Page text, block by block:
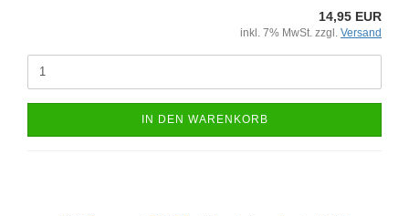
14,95 EUR
inkl. 7% MwSt. zzgl. Versand
IN DEN WARENKORB